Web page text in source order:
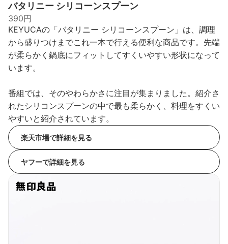
バタリニー シリコーンスプーン
390円
KEYUCAの「バタリニー シリコーンスプーン」は、調理
から盛りつけまでこれ一本で行える便利な商品です。先端
が柔らかく鍋底にフィットしてすくいやすい形状になって
います。
番組では、そのやわらかさに注目が集まりました。紹介さ
れたシリコンスプーンの中で最も柔らかく、料理をすくい
やすいと紹介されています。
楽天市場で詳細を見る
ヤフーで詳細を見る